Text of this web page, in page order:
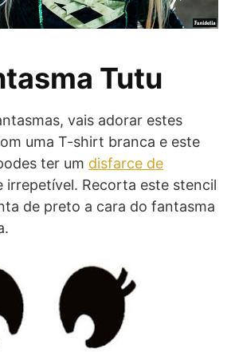
Tutu
vais adorar estes
uma T-shirt branca e este
ter um disfarce de
irrepetível. Recorta este stencil
de preto a cara do fantasma